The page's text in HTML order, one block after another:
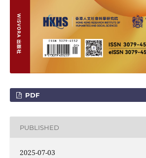
PDF
PUBLISHED
2025-07-03